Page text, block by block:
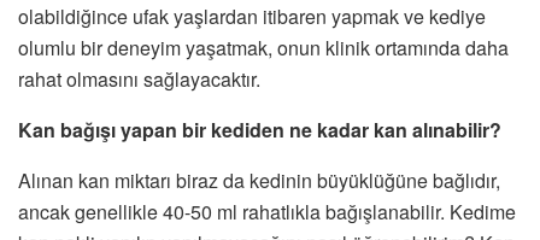
olabildiğince ufak yaşlardan itibaren yapmak ve kediye
olumlu bir deneyim yaşatmak, onun klinik ortamında daha
rahat olmasını sağlayacaktır.
Kan bağışı yapan bir kediden ne kadar kan alınabilir?
Alınan kan miktarı biraz da kedinin büyüklüğüne bağlıdır,
ancak genellikle 40-50 ml rahatlıkla bağışlanabilir. Kedime